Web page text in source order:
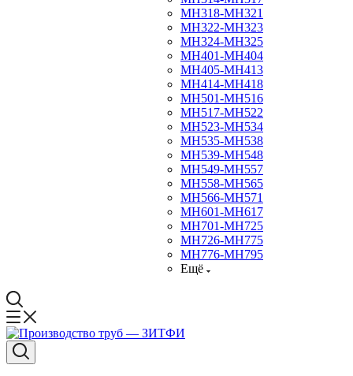
МН318-МН321
МН322-МН323
МН324-МН325
МН401-МН404
МН405-МН413
МН414-МН418
МН501-МН516
МН517-МН522
МН523-МН534
МН535-МН538
МН539-МН548
МН549-МН557
МН558-МН565
МН566-МН571
МН601-МН617
МН701-МН725
МН726-МН775
МН776-МН795
Ещё